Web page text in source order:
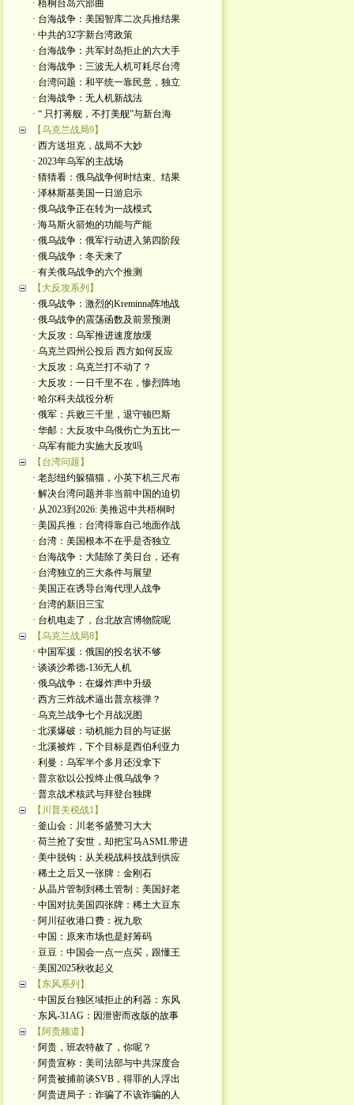
· 梧桐台岛六部曲
· 台海战争：美国智库二次兵推结果
· 中共的32字新台湾政策
· 台海战争：共军封岛拒止的六大手
· 台海战争：三波无人机可耗尽台湾
· 台湾问题：和平统一靠民意，独立
· 台海战争：无人机新战法
· “ 只打蒋舰，不打美舰”与新台海
【乌克兰战局9】
· 西方送坦克，战局不大妙
· 2023年乌军的主战场
· 猜猜看：俄乌战争何时结束、结果
· 泽林斯基美国一日游启示
· 俄乌战争正在转为一战模式
· 海马斯火箭炮的功能与产能
· 俄乌战争：俄军行动进入第四阶段
· 俄乌战争：冬天来了
· 有关俄乌战争的六个推测
【大反攻系列】
· 俄乌战争：激烈的Kreminna阵地战
· 俄乌战争的震荡函数及前景预测
· 大反攻：乌军推进速度放缓
· 乌克兰四州公投后 西方如何反应
· 大反攻：乌克兰打不动了？
· 大反攻：一日千里不在，惨烈阵地
· 哈尔科夫战役分析
· 俄军：兵败三千里，退守顿巴斯
· 华邮：大反攻中乌俄伤亡为五比一
· 乌军有能力实施大反攻吗
【台湾问题】
· 老彭纽约躲猫猫，小英下机三尺布
· 解决台湾问题并非当前中国的迫切
· 从2023到2026: 美推迟中共梧桐时
· 美国兵推：台湾得靠自己地面作战
· 台湾：美国根本不在乎是否独立
· 台海战争：大陆除了美日台，还有
· 台湾独立的三大条件与展望
· 美国正在诱导台海代理人战争
· 台湾的新旧三宝
· 台机电走了，台北故宫博物院呢
【乌克兰战局8】
· 中国军援：俄国的投名状不够
· 谈谈沙希德-136无人机
· 俄乌战争：在爆炸声中升级
· 西方三炸战术逼出普京核弹？
· 乌克兰战争七个月战况图
· 北溪爆破：动机能力目的与证据
· 北溪被炸，下个目标是西伯利亚力
· 利曼：乌军半个多月还没拿下
· 普京欲以公投终止俄乌战争？
· 普京战术核武与拜登台独牌
【川普关税战1】
· 釜山会：川老爷盛赞习大大
· 荷兰抢了安世，却把宝马ASML带进
· 美中脱钩：从关税战科技战到供应
· 稀土之后又一张牌：金刚石
· 从晶片管制到稀土管制：美国好老
· 中国对抗美国四张牌：稀土大豆东
· 阿川征收港口费：祝九歌
· 中国：原来市场也是好筹码
· 豆豆：中国会一点一点买，跟懂王
· 美国2025秋收起义
【东风系列】
· 中国反台独区域拒止的利器：东风
· 东风-31AG：因泄密而改版的故事
【阿贵频道】
· 阿贵，班农特赦了，你呢？
· 阿贵宣称：美司法部与中共深度合
· 阿贵被捕前谈SVB，得罪的人浮出
· 阿贵进局子：诈骗了不该诈骗的人